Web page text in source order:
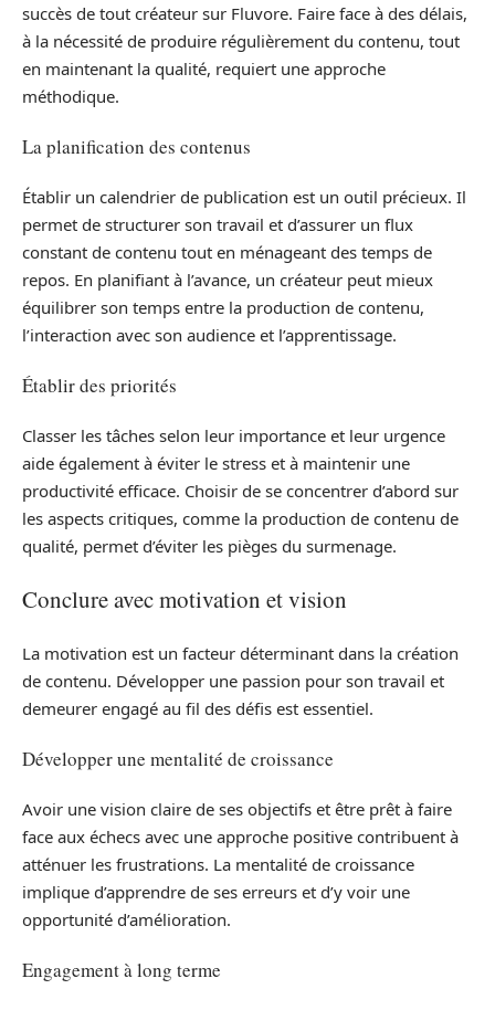
succès de tout créateur sur Fluvore. Faire face à des délais,
à la nécessité de produire régulièrement du contenu, tout
en maintenant la qualité, requiert une approche
méthodique.
La planification des contenus
Établir un calendrier de publication est un outil précieux. Il
permet de structurer son travail et d’assurer un flux
constant de contenu tout en ménageant des temps de
repos. En planifiant à l’avance, un créateur peut mieux
équilibrer son temps entre la production de contenu,
l’interaction avec son audience et l’apprentissage.
Établir des priorités
Classer les tâches selon leur importance et leur urgence
aide également à éviter le stress et à maintenir une
productivité efficace. Choisir de se concentrer d’abord sur
les aspects critiques, comme la production de contenu de
qualité, permet d’éviter les pièges du surmenage.
Conclure avec motivation et vision
La motivation est un facteur déterminant dans la création
de contenu. Développer une passion pour son travail et
demeurer engagé au fil des défis est essentiel.
Développer une mentalité de croissance
Avoir une vision claire de ses objectifs et être prêt à faire
face aux échecs avec une approche positive contribuent à
atténuer les frustrations. La mentalité de croissance
implique d’apprendre de ses erreurs et d’y voir une
opportunité d’amélioration.
Engagement à long terme